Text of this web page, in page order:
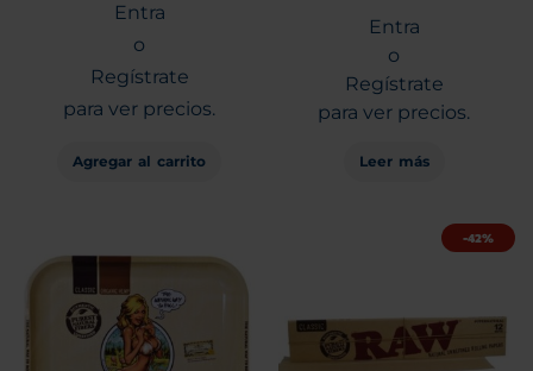
Entra
o
Regístrate
para ver precios.
Agregar al carrito
Entra
o
Regístrate
para ver precios.
Leer más
-42%